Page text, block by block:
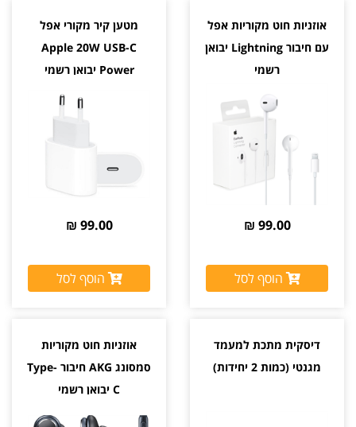
אוזניות חוט מקוריות אפל
עם חיבור Lightning יבואן
רשמי
99.00 ₪
הוסף לסל
מטען קיר מקורי אפל
Apple 20W USB-C
Power יבואן רשמי
99.00 ₪
הוסף לסל
דיסקית מתכת למעמד
מגנטי (כמות 2 יחידות)
אוזניות חוט מקוריות
סמסונג AKG חיבור Type-
C יבואן רשמי